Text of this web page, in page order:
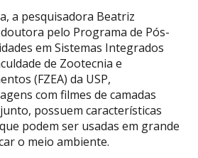
a pesquisadora Beatriz
pelo Programa de Pós-
em Sistemas Integrados
de Zootecnia e
(FZEA) da USP,
com filmes de camadas
possuem características
podem ser usadas em grande
o meio ambiente.